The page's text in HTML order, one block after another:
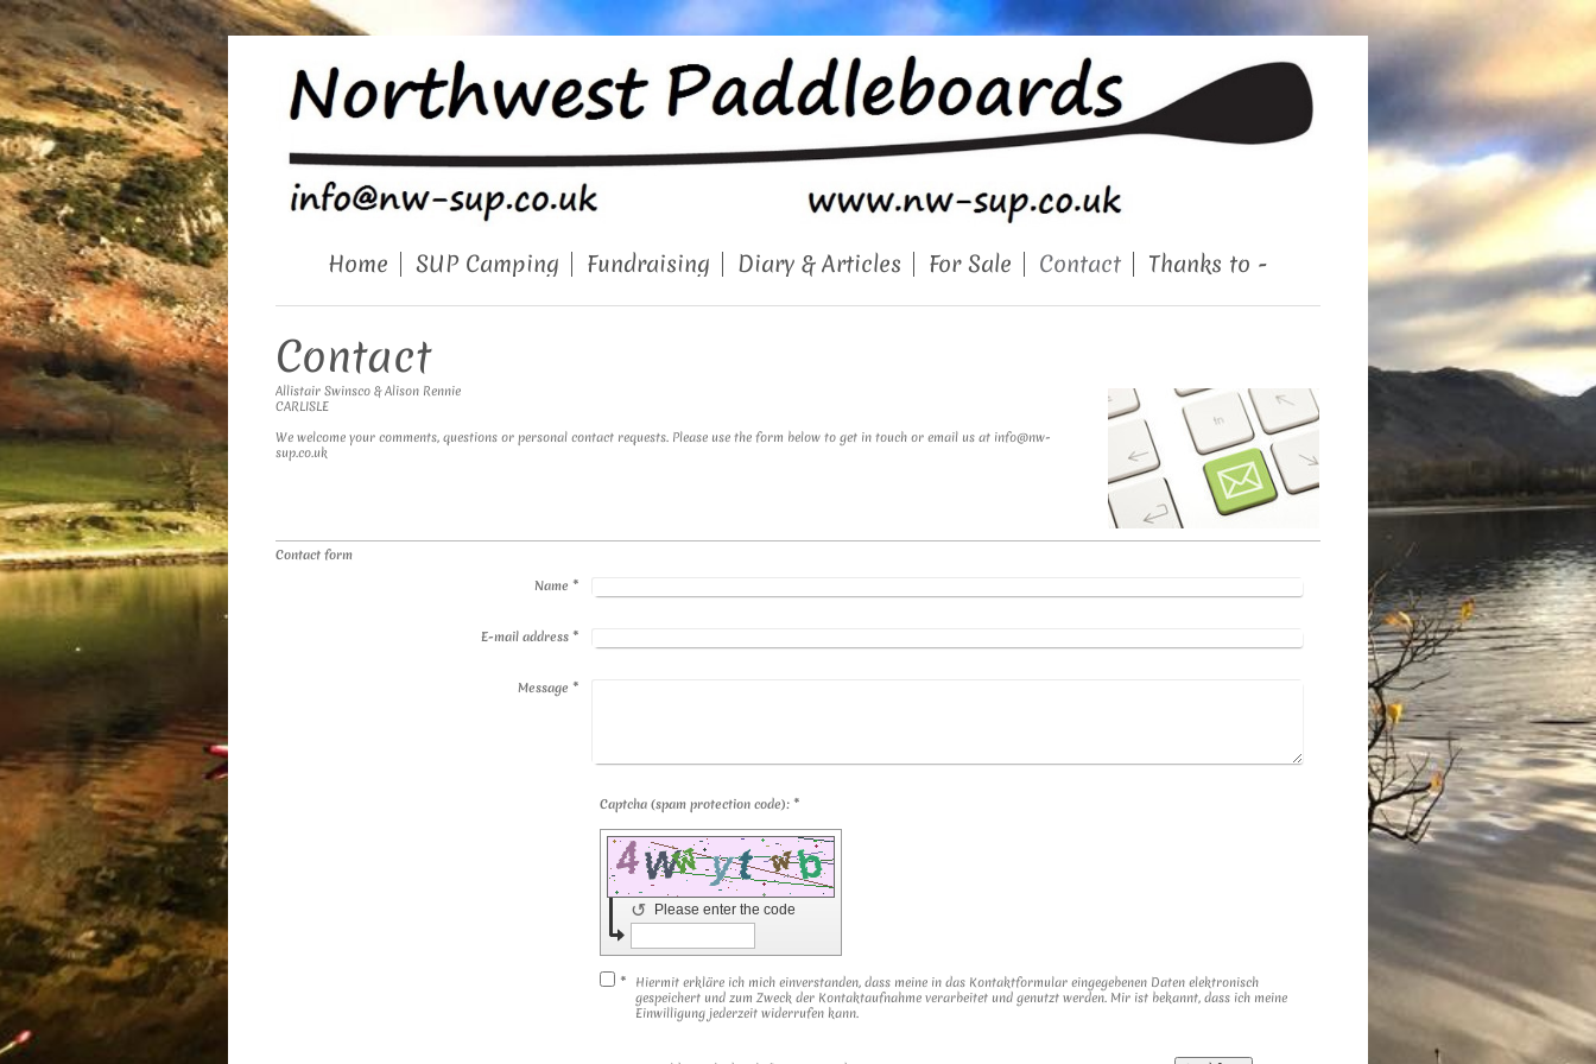
Home SUP Camping Fundraising Diary & Articles For Sale Contact Thanks to -
Contact
Allistair Swinsco & Alison Rennie
CARLISLE
We welcome your comments, questions or personal contact requests. Please use the form below to get in touch or email us at info@nw-
sup.co.uk
Contact form
Name *
E-mail address *
Message *
Captcha (spam protection code): *
Please enter the code
↺
*
Hiermit erkläre ich mich einverstanden, dass meine in das Kontaktformular eingegebenen Daten elektronisch
gespeichert und zum Zweck der Kontaktaufnahme verarbeitet und genutzt werden. Mir ist bekannt, dass ich meine
Einwilligung jederzeit widerrufen kann.